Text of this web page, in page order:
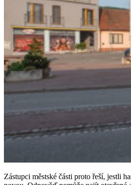
Zástupci městské části proto řeší, jestli